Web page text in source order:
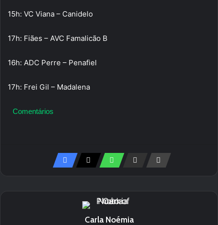
15h: VC Viana – Canidelo
17h: Fiães – AVC Famalicão B
16h: ADC Perre – Penafiel
17h: Frei Gil – Madalena
Comentários
Carla Noémia